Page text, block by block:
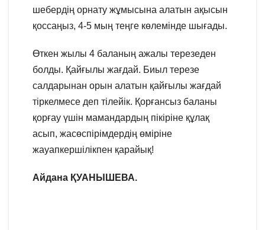
шебердің орнату жұмысына алатын ақысын
қоссаңыз, 4-5 мың теңге көлемінде шығады.
Өткен жылы 4 баланың ажалы терезеден
болды. Қайғылы жағдай. Биыл терезе
салдарынан орын алатын қайғылы жағдай
тіркелмесе деп тілейік. Қорғансыз баланы
қорғау үшін мамандардың пікіріне құлақ
асып, жасөспірімдердің өміріне
жауапкершілікпен қарайық!
Айдана ҚУАНЫШЕВА.